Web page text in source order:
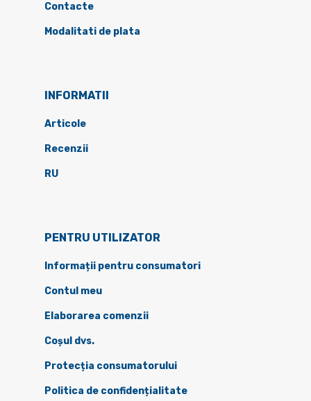
Contacte
Modalitati de plata
INFORMATII
Articole
Recenzii
RU
PENTRU UTILIZATOR
Informații pentru consumatori
Contul meu
Elaborarea comenzii
Coșul dvs.
Protecția consumatorului
Politica de confidențialitate